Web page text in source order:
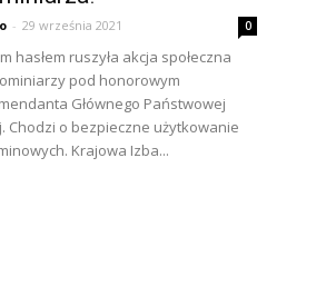
- 29 września 2021 0
hasłem ruszyła akcja społeczna
pod honorowym
Głównego Państwowej
Chodzi o bezpieczne użytkowanie
Krajowa Izba...